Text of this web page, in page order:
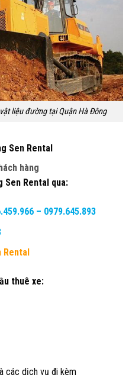
liệu đường tại Quận Hà Đông
Sen Rental
hàng
Sen Rental qua:
– 0979.645.893
Rental
thuê xe:
các dịch vụ đi kèm